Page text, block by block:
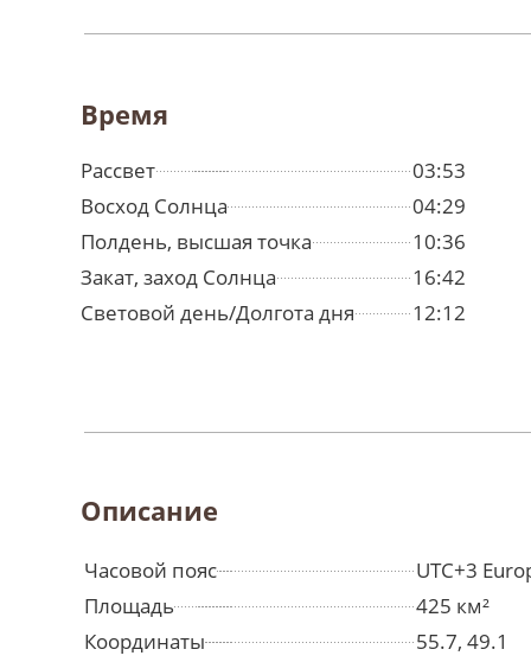
Время
Рассвет
03:53
Восход Солнца
04:29
Полдень, высшая точка
10:36
Закат, заход Солнца
16:42
Световой день/Долгота дня
12:12
Описание
Часовой пояс
UTC+3
Площадь
425 км²
Координаты
55.7, 49.1